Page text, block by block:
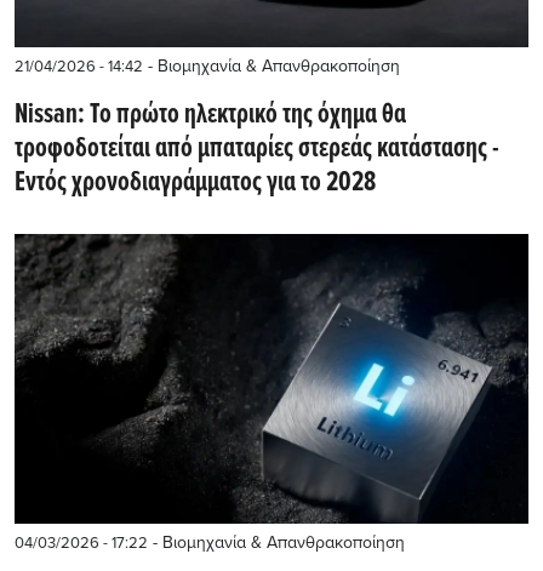
21/04/2026 - 14:42 - Βιομηχανία & Απανθρακοποίηση
Nissan: Το πρώτο ηλεκτρικό της όχημα θα
τροφοδοτείται από μπαταρίες στερεάς κατάστασης -
Εντός χρονοδιαγράμματος για το 2028
04/03/2026 - 17:22 - Βιομηχανία & Απανθρακοποίηση